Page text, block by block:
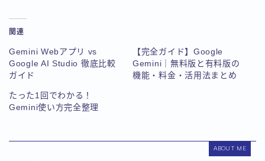
関連
Gemini Webアプリ vs
Google AI Studio 徹底比較
ガイド
【完全ガイド】Google
Gemini｜無料版と有料版の
機能・料金・活用法まとめ
たった1回でわかる！
Gemini使い方完全整理
ABOUT ME